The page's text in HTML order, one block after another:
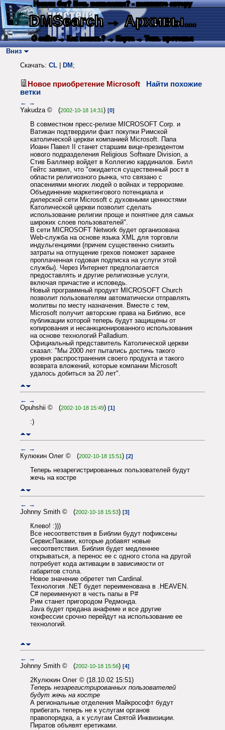
Нашли баг? Есть пожелания? - напишите автору
DMSearch→ Архивы...
О сайте → Как искать? → Карта → Текс. протокол
Вниз
Скачать: CL DM ;
Новое приобретение Microsoft
Найти похожие
ветки
← →
Yakudza © (2002-10-18 14:31) [0]
В совместном пресс-релизе MICROSOFT Corp. и
Ватикан подтвердили факт покупки Римской
католической церкви компанией Microsoft. Папа
Иоанн Павел II станет старшим вице-президентом
нового подразделения Religious Software Division, а
Стив Баллмер войдет в Коллегию кардиналов. Билл
Гейтс заявил, что "ожидается существенный рост в
области религиозного рынка, что связано с
опасениями многих людей о войнах и терроризме.
Объединение маркетингового потенциала и
дилерской сети Microsoft с духовными ценностями
Католической церкви позволит сделать
использование религии проще и понятнее для самых
широких слоев пользователей".
В сети MICROSOFT Network будет организована
Web-служба на основе языка XML для торговли
индульгенциями (причем существенно снизить
затраты на отпущение грехов поможет заранее
проплаченная годовая подписка на услуги этой
службы). Через Интернет предполагается
предоставлять и другие религиозные услуги,
включая причастие и исповедь.
Новый программный продукт MICROSOFT Church
позволит пользователям автоматически отправлять
молитвы по месту назначения. Вместе с тем,
Microsoft получит авторские права на Библию, все
публикации которой теперь будут защищены от
копирования и несанкционированного использования
на основе технологий Palladium.
Официальный представитель Католической церкви
сказал: "Мы 2000 лет пытались достичь такого
уровня распространения своего продукта и такого
возврата вложений, которые компании Microsoft
удалось добиться за 20 лет".
← →
Opuhshii © (2002-10-18 15:49) [1]
:)
← →
Кулюкин Олег © (2002-10-18 15:51) [2]
Теперь незарегистрированных пользователей будут
жечь на костре
← →
Johnny Smith © (2002-10-18 15:53) [3]
Клево! :)))
Все несоответствия в Библии будут пофиксены
СервисПаками, которые добавят новые
несоответствия. Библия будет медленнее
открываться, а перенос ее с одного стола на другой
потребует кода активации в зависимости от
габаритов стола.
Новое значение обретет тип Cardinal.
Технология .NET будет переименована в .HEAVEN.
С# переименуют в честь папы в P#
Рим станет пригородом Редмонда.
Java будет предана анафеме и все другие
конфессии срочно перейдут на использование ее
технологий.
← →
Johnny Smith © (2002-10-18 15:56) [4]
2Кулюкин Олег © (18.10.02 15:51)
Теперь незарегистрированных пользователей
будут жечь на костре
А региональные отделения Майкрософт будут
прибегать теперь не к услугам органов
правопорядка, а к услугам Святой Инквизиции.
Пиратов объявят еретиками.